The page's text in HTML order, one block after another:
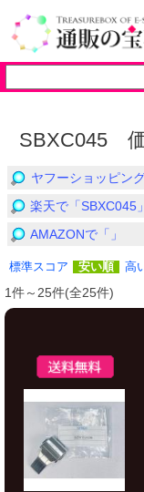
SBXC045
ヤフーショッピング
楽天で「SBXC045」
AMAZONで「」
標準スコア 安い順 高
1件～25件(全25件)